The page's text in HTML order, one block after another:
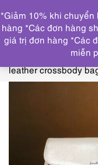
Trang chủ
5297-Túi
leather crossbody
*Giảm 10% khi
hàng *Các đơn hàng
giá trị đơn hàng *Các
miễn